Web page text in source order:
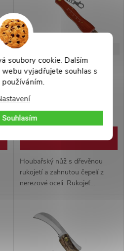
soubory cookie. Dalším
vyjadřujete souhlas s
používáním.
Souhlasím
Pravý houbařský nůž "NA
HOUBY" se štětečkem
199 Kč
Skladem
Houbařský nůž s dřevěnou
rukojetí a zahnutou čepelí z
nerezové oceli. Rukojeť
do lesa.